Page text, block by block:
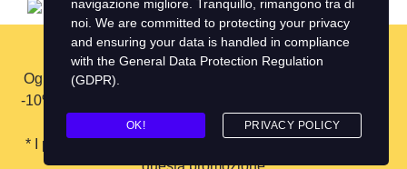
☀️ ESTATE DI PROMOZIONI SPECIALI
Ogni settimana di agosto, nuovi eventi formativi scontati:
-10%, cumulabile con l’early booking, inserendo il codice
* I percorsi di benessere psicologico non sono inclusi in
questa promozione
IESCUM - A non profit organization è iscritta al nr. 183 AS del Registro Provinciale
delle Associazioni di Promozione Sociale
navigazione migliore. Tranquillo, rimangono tra di
noi. We are committed to protecting your privacy
and ensuring your data is handled in compliance
with the General Data Protection Regulation
(GDPR)
OK! PRIVACY POLICY